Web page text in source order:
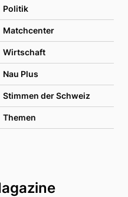
Politik
Matchcenter
Wirtschaft
Nau Plus
Stimmen der Schweiz
Themen